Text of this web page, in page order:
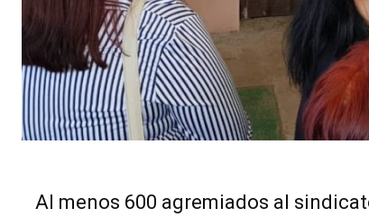
Al menos 600 agremiados al